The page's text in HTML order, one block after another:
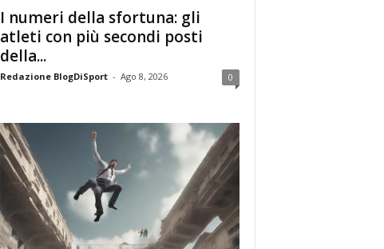
I numeri della sfortuna: gli
atleti con più secondi posti
della...
Redazione BlogDiSport - Ago 8, 2026 0